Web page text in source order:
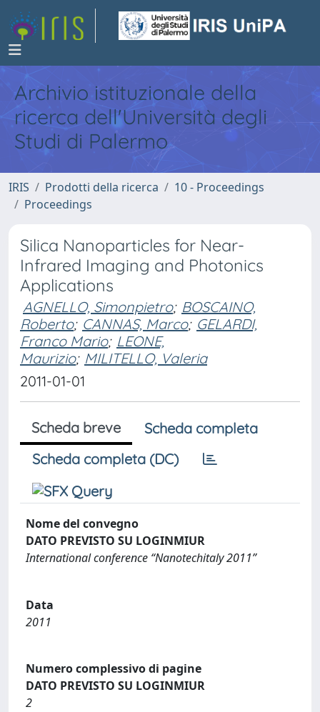
Archivio istituzionale della
ricerca dell'Università degli
Studi di Palermo
IRIS Prodotti della ricerca
10 - Proceedings
Proceedings
Silica Nanoparticles for Near-
Infrared Imaging and Photonics
Applications
AGNELLO, Simonpietro; BOSCAINO,
Roberto; CANNAS, Marco; GELARDI,
Franco Mario; LEONE,
Maurizio; MILITELLO, Valeria
2011-01-01
Scheda breve
Scheda completa
Scheda completa (DC)
Nome del convegno
DATO PREVISTO SU LOGINMIUR
International conference “Nanotechitaly 2011”
Data
2011
Numero complessivo di pagine
DATO PREVISTO SU LOGINMIUR
2